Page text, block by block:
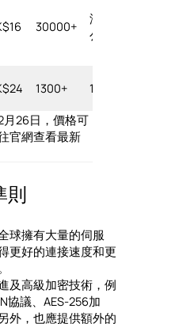
30000+
沒有
公開
1300+ 1000+
月26日，價格可
官網查看最新
則
球擁有大量的伺服
更好的連接速度和更
及高級加密技術，例
協議、AES-256加
外，也應提供額外的